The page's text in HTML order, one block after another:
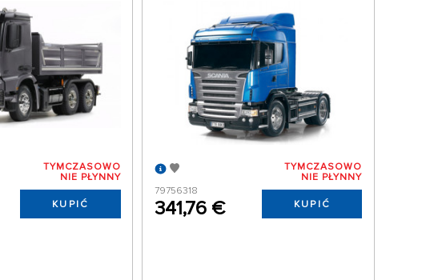
TYMCZASOWO
NIE PŁYNNY
KUPIĆ
79756318
341,76 €
TYMCZASOWO
NIE PŁYNNY
KUPIĆ